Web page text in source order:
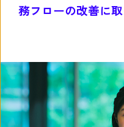
務フローの改善に取